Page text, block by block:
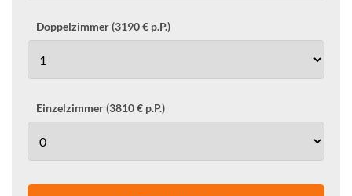
Doppelzimmer (3190 € p.P.)
Einzelzimmer (3810 € p.P.)